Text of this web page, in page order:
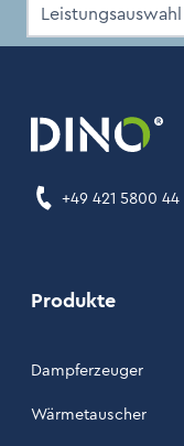
+49 421 5800 44
Produkte
Dampferzeuger
Wärmetauscher